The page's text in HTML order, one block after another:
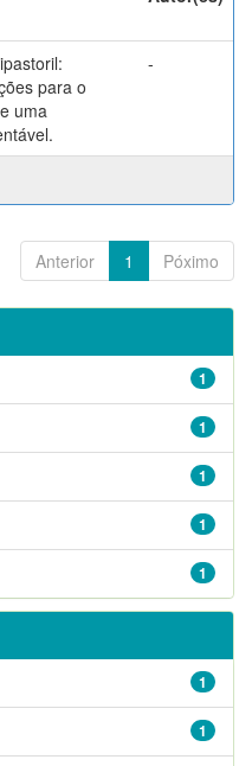
para o
uma
-
Anterior 1 Póximo
1
1
1
1
1
1
1